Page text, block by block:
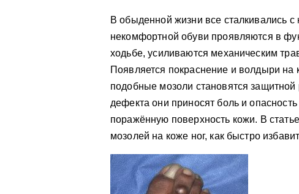
В обыденной жизни все сталкивались
некомфортной обуви проявляются в
ходьбе, усиливаются механическим
Появляется покраснение и волдыри на
подобные мозоли становятся
дефекта они приносят боль и
поражённую поверхность кожи. В
мозолей на коже ног, как быстро